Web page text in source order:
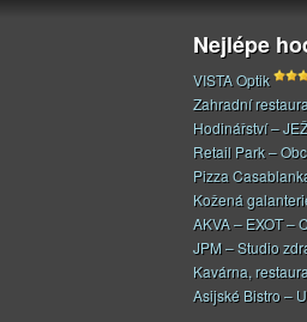
Nejlépe
VISTA Optik
Zahradní
Hodinářství – JEŽ
Retail Park –
Pizza
Kožená
AKVA – EXOT –
JPM – Studio
Kavárna,
Asijské Bistro –